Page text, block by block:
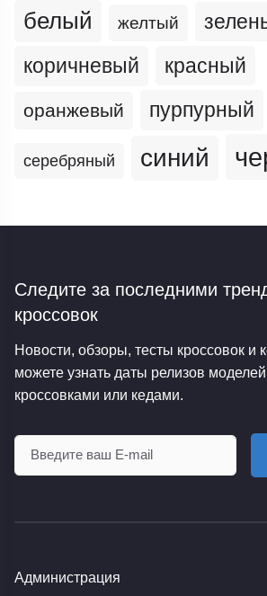
белый желтый
коричневый красный
оранжевый пурпурный
серебряный синий
Следите за последними
кроссовок
Новости, обзоры, тесты кроссовок и
можете узнать даты релизов
кроссовками или кедами.
Администрация